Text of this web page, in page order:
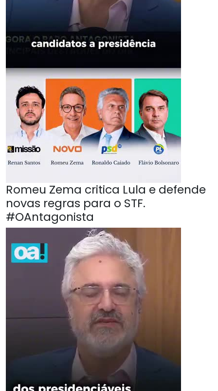
Romeu Zema critica Lula e defende
novas regras para o STF.
#OAntagonista